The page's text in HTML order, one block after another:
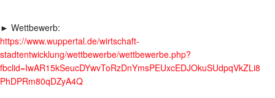
► Wettbewerb:
https://www.wuppertal.de/wirtschaft-
stadtentwicklung/wettbewerbe/wettbewerbe.php?
fbclid=IwAR15kSeucDYwvToRzDnYmsPEUxcEDJOkuSUdpqVkZLi8
PhDPRm80qDZyA4Q